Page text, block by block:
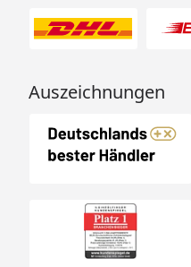
Auszeichnungen